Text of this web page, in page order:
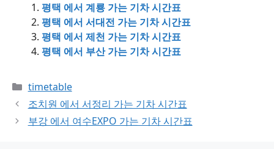
평택 에서 계룡 가는 기차 시간표
평택 에서 서대전 가는 기차 시간표
평택 에서 제천 가는 기차 시간표
평택 에서 부산 가는 기차 시간표
Categories
timetable
조치원 에서 서정리 가는 기차 시간표
부강 에서 여수EXPO 가는 기차 시간표